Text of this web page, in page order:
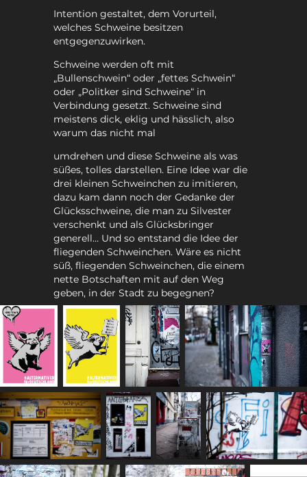
Intention gestaltet, dem Vorurteil,
welches Schweine besitzen
entgegenzuwirken.
Schweine werden oft mit
„Bullenschwein“ oder „fettes Schwein“
oder „Politker sind Schweine“ in
Verbindung gesetzt. Schweine sind
meistens dick, eklig und hässlich, also
warum das nicht mal
umdrehen und diese Schweine als was
süßes, tolles darstellen. Eine Idee war die
drei kleinen Schweinchen zu imitieren,
dazu kam dann noch der Gedanke der
Glücksschweine, die man zu Silvester
verschenkt und als Glücksbringer
generell… Und so entstand die Idee der
fliegenden Schweinchen. Wäre es nicht
süß, fliegenden Schweinchen, die einem
nette Botschaften mit auf den Weg
geben, in der Stadt zu begegnen?